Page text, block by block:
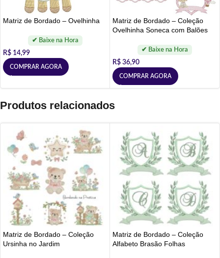
Matriz de Bordado – Ovelhinha
R$ 14,99
COMPRAR AGORA
Matriz de Bordado – Coleção
Ovelhinha Soneca com Balões
R$ 36,90
COMPRAR AGORA
Produtos relacionados
Matriz de Bordado – Coleção
Ursinha no Jardim
Matriz de Bordado – Coleção
Alfabeto Brasão Folhas